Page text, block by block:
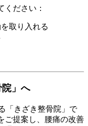
ください：
取り入れる
」へ
「きざき整骨院」で
ご提案し、腰痛の改善